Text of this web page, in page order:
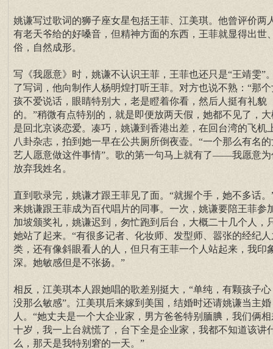
姚谦写过歌词的狮子座女星包括王菲、江美琪。他曾评价两
有老天爷给的好嗓音，但精神方面的东西，王菲就显得出世
俗，自然成形。
写《我愿意》时，姚谦不认识王菲，王菲也还只是“王靖雯”
了写词，他向制作人杨明煌打听王菲。对方也说不熟：“那个
孩不爱说话，眼睛特别大，老是瞪着你看，然后人挺有礼貌
的。”稍微有点特别的，就是即便放两天假，她都不见了，大
是回北京谈恋爱。凑巧，姚谦到香港出差，在回台湾的飞机
八卦杂志，拍到她一早在公共厕所倒夜壶。“一个那么有名的
艺人愿意做这件事情”。歌的第一句马上就有了——我愿意为
放弃我姓名。
直到歌录完，姚谦才跟王菲见了面。“就握个手，她不多话。
来姚谦跟王菲成为百代唱片的同事。一次，姚谦要陪王菲参
加坡颁奖礼，姚谦迟到，匆忙跑到后台，大概二十几个人，
她站了起来。“有很多记者、化妆师、发型师、嚣张的经纪人
类，还有像斜眼看人的人，但只有王菲一个人站起来，我印
深。她敏感但是不张扬。”
相反，江美琪本人跟她唱的歌差别挺大，“单纯，有颗孩子心
没那么敏感”。江美琪后来嫁到美国，结婚时还请姚谦当主婚
人。“她丈夫是一个大企业家，男方爸爸特别腼腆，我们俩
十岁，我一上台就慌了，台下全是企业家，我都不知道该讲
么，那天是我特别窘的一天。”